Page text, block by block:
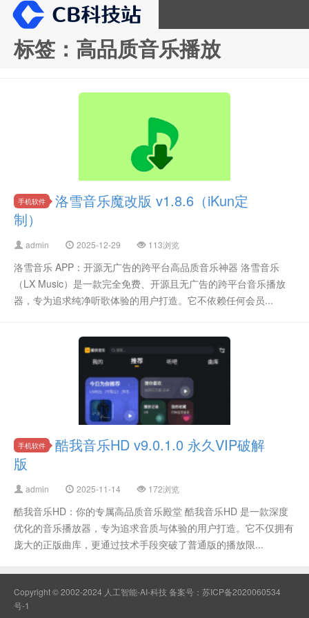
标签：高品质音乐播放
手机软件
洛雪音乐魔改版 v1.8.6（iKun定
制）
admin 2025-12-29 113浏览
洛雪音乐 APP：开源无广告的跨平台高品质音乐神器 洛雪音乐
（LX Music）是一款完全免费、开源且无广告的跨平台音乐播放
器，专为追求纯净听歌体验的用户打造。它不依赖任何会员...
手机软件
酷我音乐HD v9.0.1.0 永久VIP破解
版
admin 2025-11-14 172浏览
酷我音乐HD：你的专属高品质音乐殿堂 酷我音乐HD 是一款深度
优化的音乐播放器，专为追求音质与体验的用户打造。它不仅拥有
庞大的正版曲库，更通过技术手段突破了普通版的播放限...
Copyright © 2002-2024 人工智能-AI-科技 备案号： 苏ICP备2020060534
号-1